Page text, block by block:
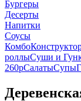
Бургеры
Десерты
Напитки
Соусы
Комбо
роллыСуши и
260рСалатыСупы